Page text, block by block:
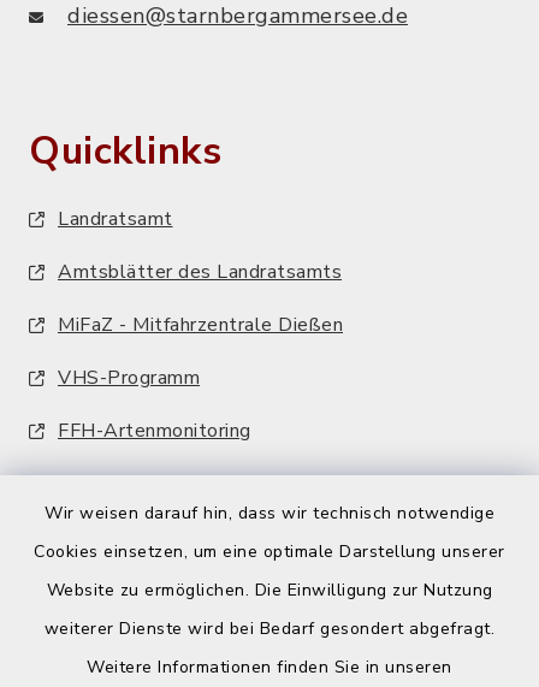
Wir weisen darauf hin, dass wir technisch notwendige
Cookies einsetzen, um eine optimale Darstellung unserer
Website zu ermöglichen. Die Einwilligung zur Nutzung
weiterer Dienste wird bei Bedarf gesondert abgefragt.
Weitere Informationen finden Sie in unseren
diessen@starnbergammersee.de
Quicklinks
Landratsamt
Amtsblätter des Landratsamts
MiFaZ - Mitfahrzentrale Dießen
VHS-Programm
FFH-Artenmonitoring
Barrierefreiheit